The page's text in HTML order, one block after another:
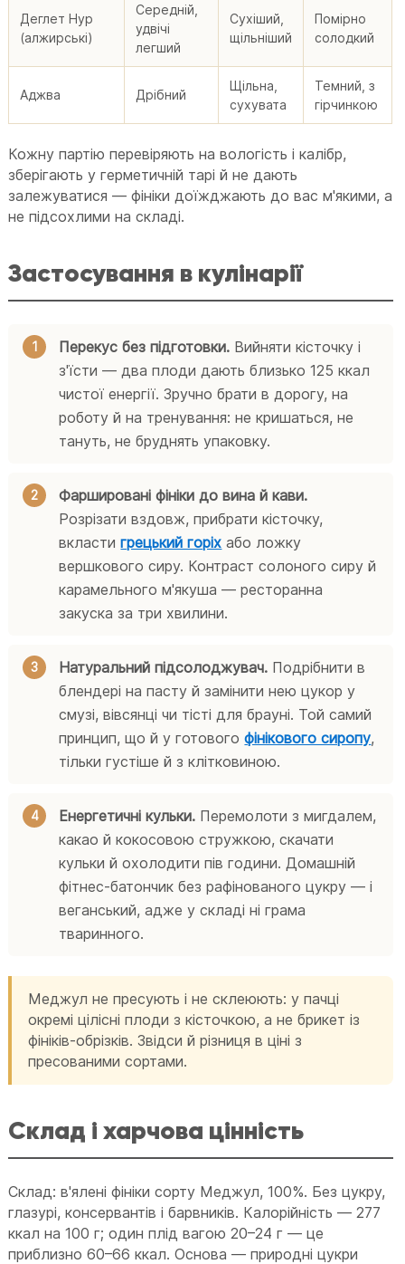
Деглет Нур
(алжирські)
Середній,
удвічі
легший
Сухіший,
щільніший
Помірно
солодкий
Аджва Дрібний
Щільна,
сухувата
Темний, з
гірчинкою
Кожну партію перевіряють на вологість і калібр,
зберігають у герметичній тарі й не дають
залежуватися — фініки доїжджають до вас м'якими, а
не підсохлими на складі.
Застосування в кулінарії
Перекус без підготовки. Вийняти кісточку і
з'їсти — два плоди дають близько 125 ккал
чистої енергії. Зручно брати в дорогу, на
роботу й на тренування: не кришаться, не
тануть, не бруднять упаковку.
Фаршировані фініки до вина й кави.
Розрізати вздовж, прибрати кісточку,
вкластигрецький горіх або ложку
вершкового сиру. Контраст солоного сиру й
карамельного м'якуша — ресторанна
закуска за три хвилини.
Натуральний підсолоджувач. Подрібнити в
блендері на пасту й замінити нею цукор у
смузі, вівсянці чи тісті для брауні. Той самий
принцип, що й у готовогофінікового сиропу,
тільки густіше й з клітковиною.
Енергетичні кульки. Перемолоти з мигдалем,
какао й кокосовою стружкою, скачати
кульки й охолодити пів години. Домашній
фітнес-батончик без рафінованого цукру — і
веганський, адже у складі ні грама
тваринного.
Меджул не пресують і не склеюють: у пачці
окремі цілісні плоди з кісточкою, а не брикет із
фініків-обрізків. Звідси й різниця в ціні з
пресованими сортами.
Склад і харчова цінність
Склад: в'ялені фініки сорту Меджул, 100%. Без цукру,
глазурі, консервантів і барвників. Калорійність — 277
ккал на 100 г; один плід вагою 20–24 г — це
приблизно 60–66 ккал. Основа — природні цукри